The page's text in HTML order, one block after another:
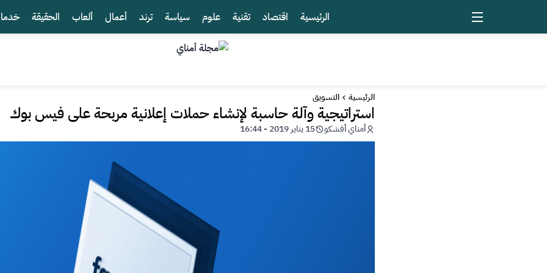
الرئيسية اقتصاد تقنية علوم سياسة ترند أعمال ألعاب الحقيقة
الرئيسية التسويق
استراتيجية وآلة حاسبة لإنشاء حملات إعلانية مربحة على فيس بوك
أمناي أفشكو 15 يناير 2019 - 16:44